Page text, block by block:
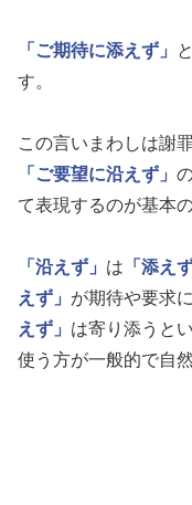
「ご期待に添えず」
す。
この言いまわしは謝
「ご要望に沿えず」
て表現するのが基本
「沿えず」 は 「添えず
えず」 が期待や要求
えず」 は寄り添うと
使う方が一般的で自